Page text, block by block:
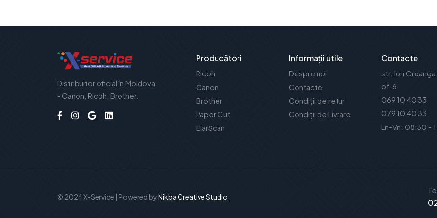
Distribuitor oficial în Moldova
- Canon, Ricoh, Brother.
Producători
Ricoh
Canon
Brother
Paper Cut
ElarScan
Informații utile
Despre noi
Contacte
Condiții de retur
Condiții de Livrare
Contacte
str. Ion Creanga
of.6
069 10 40 33
079 10 40 33
Ln-Vn: 08:30 -
© 2024 X-Service | Powered byNikba Creative Studio